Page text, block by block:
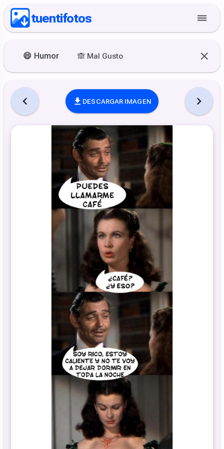
tuentifotos
😄 Humor 🙈 Mal Gusto
DESCARGAR IMAGEN